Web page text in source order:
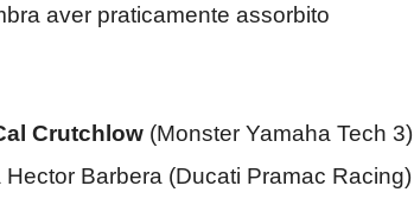
aver praticamente assorbito
Crutchlow (Monster Yamaha Tech 3)
Barbera (Ducati Pramac Racing)